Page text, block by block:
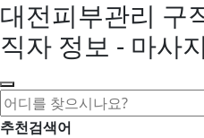
대전피부관리 구
직자 정보 - 마사
추천검색어